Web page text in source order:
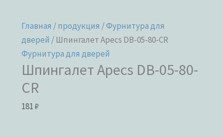
Главная /продукция /Фурнитура для
дверей / Шпингалет Apecs DB-05-80-CR
Фурнитура для дверей
Шпингалет Apecs DB-05-80-
CR
181₽